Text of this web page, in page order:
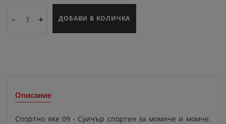
- + ДОБАВИ В КОЛИЧКА
Описание
Спортно яке 09 - Суичър спортен за момиче и момче.